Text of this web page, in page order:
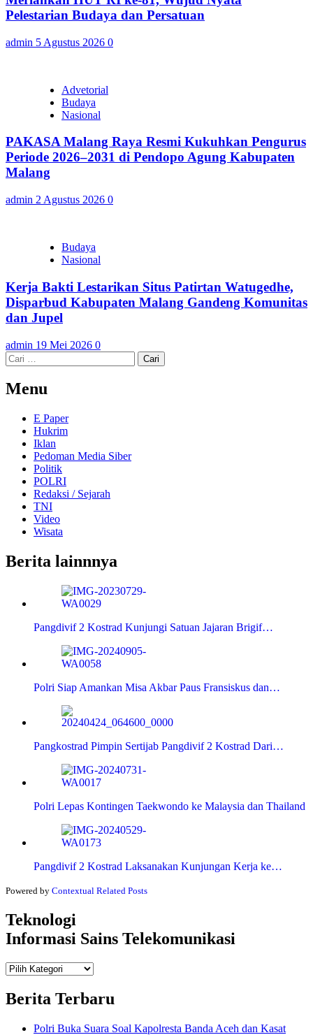
Pelestarian Budaya dan Persatuan
admin 5 Agustus 2026 0
Advetorial
Budaya
Nasional
PAKASA Malang Raya Resmi Kukuhkan Pengurus
Periode 2026–2031 di Pendopo Agung Kabupaten
Malang
admin 2 Agustus 2026 0
Budaya
Nasional
Kerja Bakti Lestarikan Situs Patirtan Watugedhe,
Disparbud Kabupaten Malang Gandeng Komunitas
dan Jupel
admin 19 Mei 2026 0
Cari
untuk:
Menu
E Paper
Hukrim
Iklan
Pedoman Media Siber
Politik
POLRI
Redaksi / Sejarah
TNI
Video
Wisata
Berita lainnnya
Pangdivif 2 Kostrad Kunjungi Satuan Jajaran Brigif…
Polri Siap Amankan Misa Akbar Paus Fransiskus dan…
Pangkostrad Pimpin Sertijab Pangdivif 2 Kostrad Dari…
Polri Lepas Kontingen Taekwondo ke Malaysia dan Thailand
Pangdivif 2 Kostrad Laksanakan Kunjungan Kerja ke…
Powered by Contextual Related Posts
Teknologi
Informasi Sains Telekomunikasi
Teknologi
Berita Terbaru
Polri Buka Suara Soal Kapolresta Banda Aceh dan Kasat